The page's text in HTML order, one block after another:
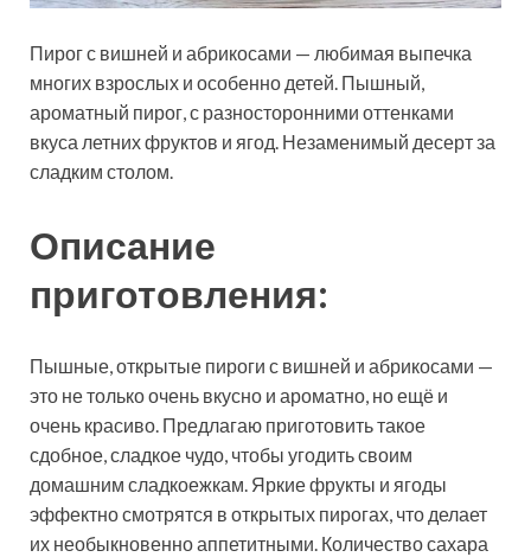
Пирог с вишней и абрикосами — любимая выпечка
многих взрослых и особенно детей. Пышный,
ароматный пирог, с разносторонними оттенками
вкуса летних фруктов и ягод. Незаменимый десерт за
сладким столом.
Описание
приготовления:
Пышные, открытые пироги с вишней и абрикосами —
это не только очень вкусно и ароматно, но ещё и
очень красиво. Предлагаю приготовить такое
сдобное, сладкое чудо, чтобы угодить своим
домашним сладкоежкам. Яркие фрукты и ягоды
эффектно смотрятся в открытых пирогах, что делает
их необыкновенно аппетитными. Количество сахара